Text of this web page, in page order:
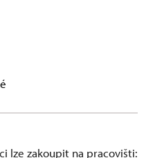
lze zakoupit na pracovišti: